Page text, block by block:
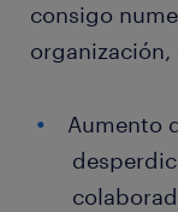
consigo
organización,
Aumento